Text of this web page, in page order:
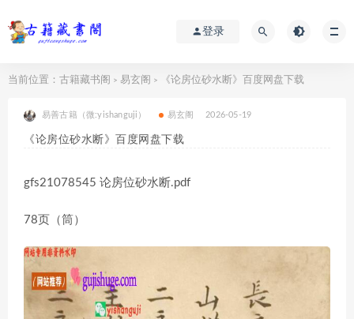
登录
当前位置： 古籍藏书阁 > 易玄阁 > 《论房位砂水断》百度网盘下载
易善古籍（微:yishanguji） 易玄阁 2026-05-19
《论房位砂水断》百度网盘下载
gfs21078545 论房位砂水断.pdf
78页（筒）